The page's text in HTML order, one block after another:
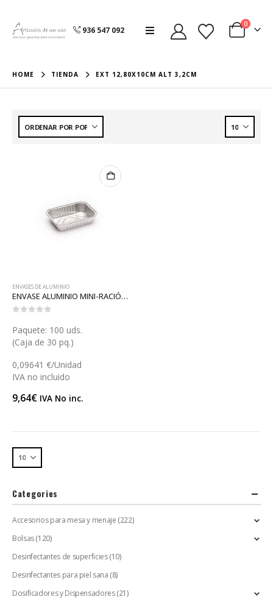
936 547 092
0
HOME TIENDA EXT 12,80X10CM ALT 3,2CM
ENVASES DE ALUMINIO
ENVASE ALUMINIO MINI-RACIÓN (A031)
Paquete: 100 uds.
(Caja de 30 pq.)
0,09641 €/Unidad
IVA no incluido
9,64€ IVA No inc.
Categories
Accesorios para mesa y menaje (222)
Bolsas(120)
Desinfectantes de superficies (10)
Desinfectantes para piel sana (8)
Dosificadores y Dispensadores (21)